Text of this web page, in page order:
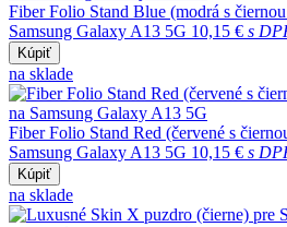
Fiber Folio Stand Blue (modrá s
Samsung Galaxy A13 5G 10,15 € s
Kúpiť
na sklade
Fiber Folio Stand Red (červené s
Samsung Galaxy A13 5G 10,15 € s
Kúpiť
na sklade